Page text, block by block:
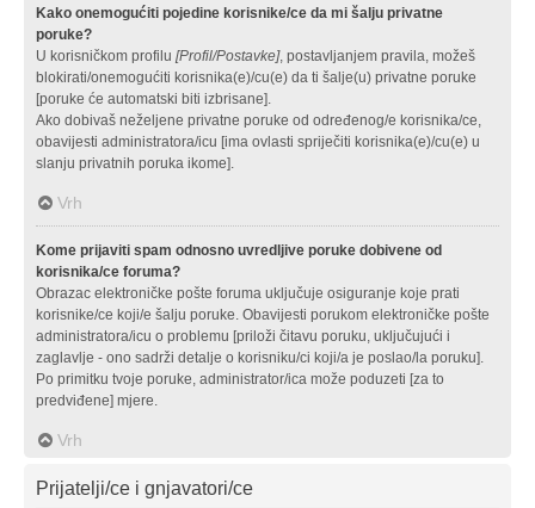
Kako onemogućiti pojedine korisnike/ce da mi šalju privatne
poruke?
U korisničkom profilu [Profil/Postavke], postavljanjem pravila, možeš
blokirati/onemogućiti korisnika(e)/cu(e) da ti šalje(u) privatne poruke
[poruke će automatski biti izbrisane].
Ako dobivaš neželjene privatne poruke od određenog/e korisnika/ce,
obavijesti administratora/icu [ima ovlasti spriječiti korisnika(e)/cu(e) u
slanju privatnih poruka ikome].
Vrh
Kome prijaviti spam odnosno uvredljive poruke dobivene od
korisnika/ce foruma?
Obrazac elektroničke pošte foruma uključuje osiguranje koje prati
korisnike/ce koji/e šalju poruke. Obavijesti porukom elektroničke pošte
administratora/icu o problemu [priloži čitavu poruku, uključujući i
zaglavlje - ono sadrži detalje o korisniku/ci koji/a je poslao/la poruku].
Po primitku tvoje poruke, administrator/ica može poduzeti [za to
predviđene] mjere.
Vrh
Prijatelji/ce i gnjavatori/ce